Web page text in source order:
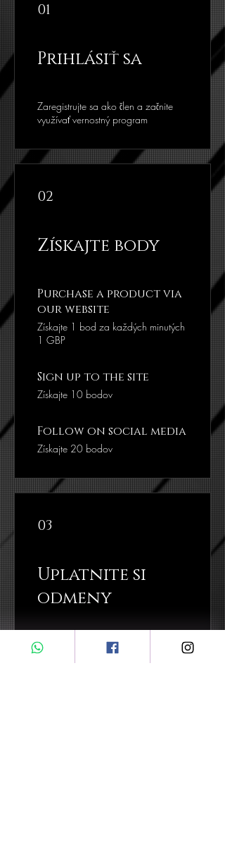
01
Prihlásiť sa
Zaregistrujte sa ako člen a začnite
využívať vernostný program
02
Získajte body
Purchase a product via
our website
Získajte 1 bod za každých minutých
1 GBP
Sign up to the site
Získajte 10 bodov
Follow on social media
Získajte 20 bodov
03
Uplatnite si
odmeny
Flexible reward
100 bodov = zľava 1 GBP